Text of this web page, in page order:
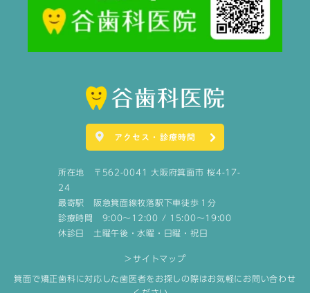
アクセス・診療時間
所在地 〒562-0041 大阪府箕面市 桜4-17-
24
最寄駅 阪急箕面線牧落駅下車徒歩１分
診療時間 9:00～12:00 / 15:00～19:00
休診日 土曜午後・水曜・日曜・祝日
＞サイトマップ
箕面で矯正歯科に対応した歯医者をお探しの際はお気軽にお問い合わせ